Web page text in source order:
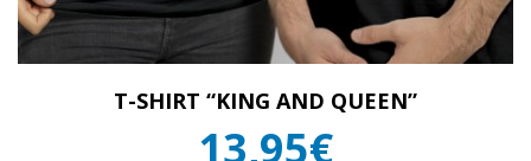
T-SHIRT “KING AND QUEEN”
13,95€